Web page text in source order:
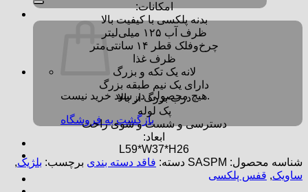
هیچ محصولی در سبد خرید نیست.
بازگشت به فروشگاه
امکانات:
بدنه پلکسی با کیفیت بالا
ظرف آب ۱۲۵ میلی‌لیتر
چرخ‌وفلک قطر ۱۴ سانتی‌متر
ظرف غذا
لانه یک تکه و بزرگ
دارای یک نیم طبقه بزرگ
درب بزرگ از بالا
پک لوله
دسترسی و شست و شوی راحت
ابعاد:
L59*W37*H26
شناسه محصول: SASPM دسته: فاقد دسته بندی برچسب: بلژیک,
ساویک, قفس پلکسی